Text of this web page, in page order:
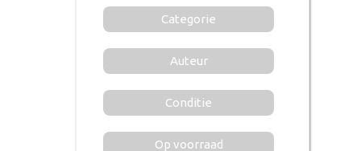
Categorie
Auteur
Conditie
Op voorraad